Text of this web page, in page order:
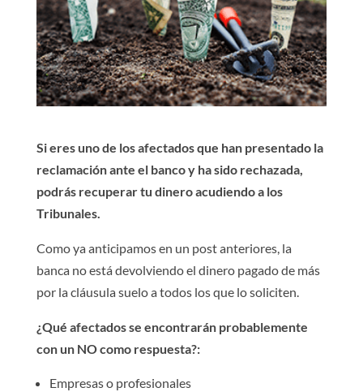
Si eres uno de los afectados que han presentado la
reclamación ante el banco y ha sido rechazada,
podrás recuperar tu dinero acudiendo a los
Tribunales.
Como ya anticipamos en un post anteriores, la
banca no está devolviendo el dinero pagado de más
por la cláusula suelo a todos los que lo soliciten.
¿Qué afectados se encontrarán probablemente
con un NO como respuesta?:
Empresas o profesionales